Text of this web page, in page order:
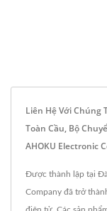
Liên Hệ Với Chúng
Toàn Cầu, Bộ
AHOKU Electronic
Được thành lập tại
Company đã trở